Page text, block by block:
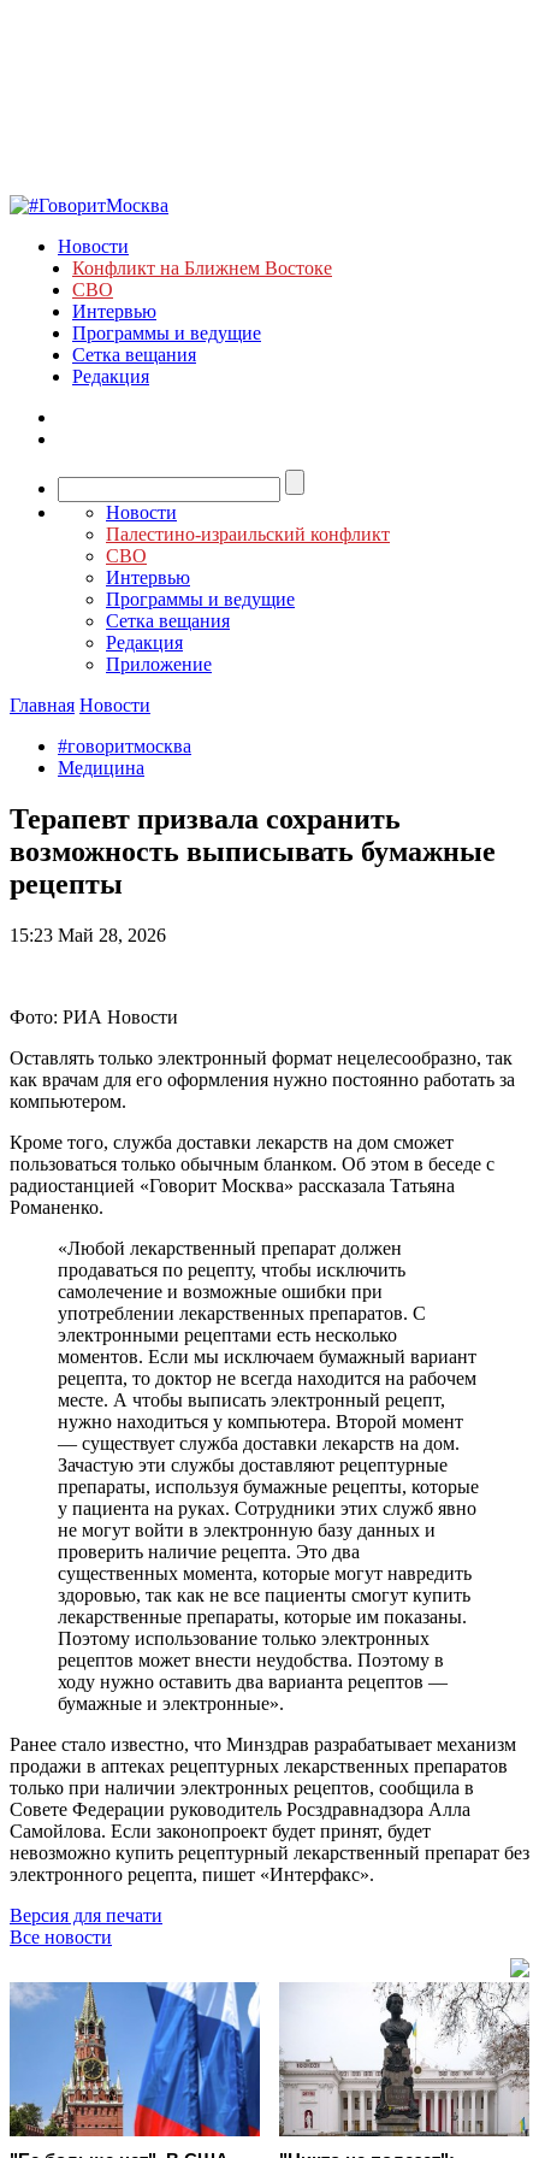
Новости
Конфликт на Ближнем Востоке
СВО
Интервью
Программы и ведущие
Сетка вещания
Редакция
Новости
Палестино-израильский конфликт
СВО
Интервью
Программы и ведущие
Сетка вещания
Редакция
Приложение
Главная Новости
#говоритмосква
Медицина
Терапевт призвала сохранить
возможность выписывать бумажные
рецепты
15:23 Май 28, 2026
Фото: РИА Новости
Оставлять только электронный формат нецелесообразно, так
как врачам для его оформления нужно постоянно работать за
компьютером.
Кроме того, служба доставки лекарств на дом сможет
пользоваться только обычным бланком. Об этом в беседе с
радиостанцией «Говорит Москва» рассказала Татьяна
Романенко.
«Любой лекарственный препарат должен
продаваться по рецепту, чтобы исключить
самолечение и возможные ошибки при
употреблении лекарственных препаратов. С
электронными рецептами есть несколько
моментов. Если мы исключаем бумажный вариант
рецепта, то доктор не всегда находится на рабочем
месте. А чтобы выписать электронный рецепт,
нужно находиться у компьютера. Второй момент
— существует служба доставки лекарств на дом.
Зачастую эти службы доставляют рецептурные
препараты, используя бумажные рецепты, которые
у пациента на руках. Сотрудники этих служб явно
не могут войти в электронную базу данных и
проверить наличие рецепта. Это два
существенных момента, которые могут навредить
здоровью, так как не все пациенты смогут купить
лекарственные препараты, которые им показаны.
Поэтому использование только электронных
рецептов может внести неудобства. Поэтому в
ходу нужно оставить два варианта рецептов —
бумажные и электронные».
Ранее стало известно, что Минздрав разрабатывает механизм
продажи в аптеках рецептурных лекарственных препаратов
только при наличии электронных рецептов, сообщила в
Совете Федерации руководитель Росздравнадзора Алла
Самойлова. Если законопроект будет принят, будет
невозможно купить рецептурный лекарственный препарат без
электронного рецепта, пишет «Интерфакс».
Версия для печати
Все новости